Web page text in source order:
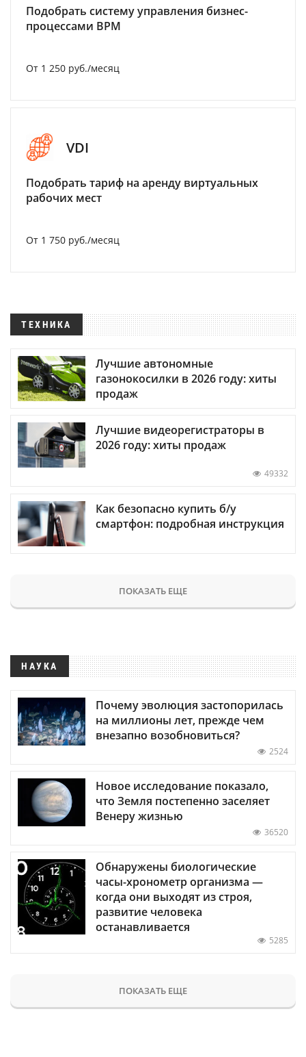
Подобрать систему управления бизнес-
процессами BPM
От 1 250 руб./месяц
VDI
Подобрать тариф на аренду виртуальных
рабочих мест
От 1 750 руб./месяц
ТЕХНИКА
Лучшие автономные
газонокосилки в 2026 году: хиты
продаж
Лучшие видеорегистраторы в
2026 году: хиты продаж
49332
Как безопасно купить б/у
смартфон: подробная инструкция
ПОКАЗАТЬ ЕЩЕ
НАУКА
Почему эволюция застопорилась
на миллионы лет, прежде чем
внезапно возобновиться?
2524
Новое исследование показало,
что Земля постепенно заселяет
Венеру жизнью
36520
Обнаружены биологические
часы-хронометр организма —
когда они выходят из строя,
развитие человека
останавливается
5285
ПОКАЗАТЬ ЕЩЕ